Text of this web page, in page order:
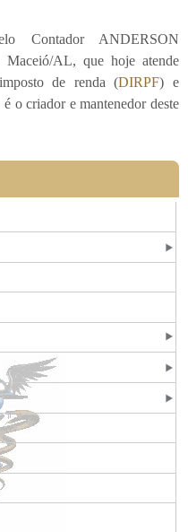
Contador ANDERSON
AL, que hoje atende
de renda (DIRPF) e
o criador e mantenedor deste